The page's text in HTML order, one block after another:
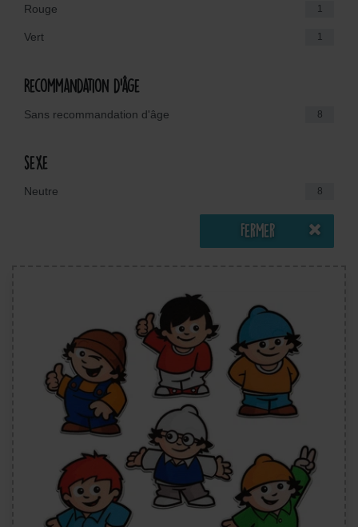
Rouge 1
Vert 1
Recommandation d'âge
Sans recommandation d'âge 8
sexe
Neutre 8
Fermer